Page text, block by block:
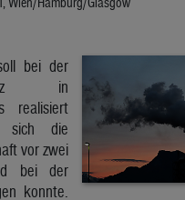
bei der
in
realisiert
sich die
vor zwei
bei der
konnte.